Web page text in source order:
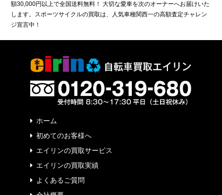
額30,000円以上で全国送料無料！ 大切な愛車を次のオーナーへお届けいた
します。スポーツサイクルの買取は、人気車種関西一の高額査定チャレン
ジ宣言中！
ホーム
初めてのお客様へ
エイリンの買取サービス
エイリンの買取実績
よくあるご質問